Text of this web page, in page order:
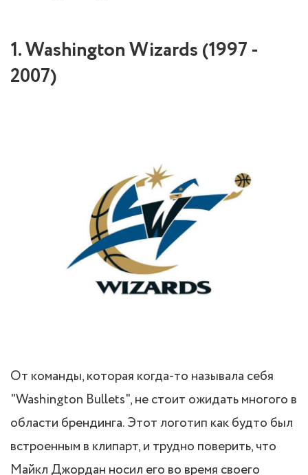
1. Washington Wizards (1997 -
2007)
От команды, которая когда-то называла себя
"Washington Bullets", не стоит ожидать многого в
области брендинга. Этот логотип как будто был
встроенным в клипарт, и трудно поверить, что
Майкл Джордан носил его во время своего